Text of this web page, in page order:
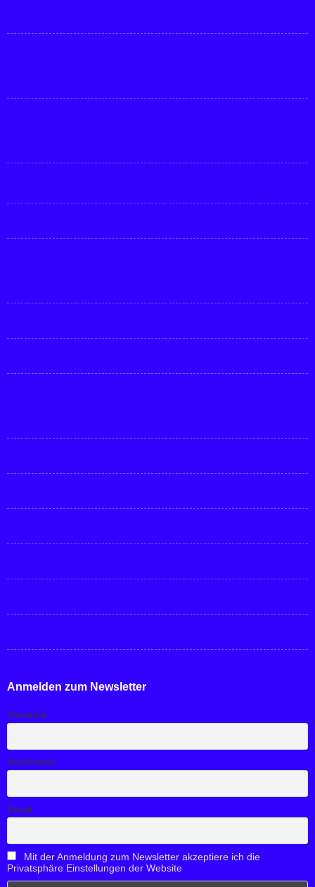
Anmelden zum Newsletter
Vorname
Nachname
Email
Mit der Anmeldung zum Newsletter akzeptiere ich die
Privatsphäre Einstellungen der Website